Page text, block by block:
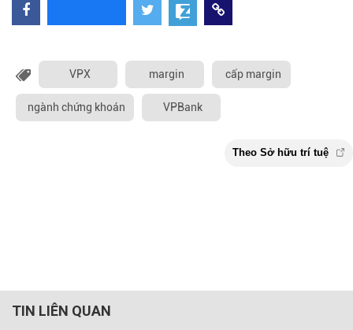
VPX margin cấp margin
ngành chứng khoán VPBank
TIN LIÊN QUAN